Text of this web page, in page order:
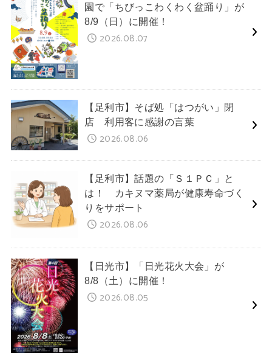
園で「ちびっこわくわく盆踊り」が
8/9（日）に開催！
2026.08.07
【足利市】そば処「はつがい」閉
店 利用客に感謝の言葉
2026.08.06
【足利市】話題の「Ｓ１ＰＣ」と
は！ カキヌマ薬局が健康寿命づく
りをサポート
2026.08.06
【日光市】「日光花火大会」が
8/8（土）に開催！
2026.08.05